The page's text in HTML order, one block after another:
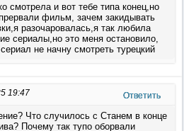
смотрела и вот тебе типа конец,но
фильм, зачем закидывать
разочаровалась,я так любила
сериалы,но это меня остановило,
не начну смотреть турецкий
19:47 Ответить
Что случилось с Станем в конце
Почему так тупо оборвали